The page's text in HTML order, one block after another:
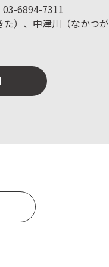
03-6894-7311
）、中津川（なかつ